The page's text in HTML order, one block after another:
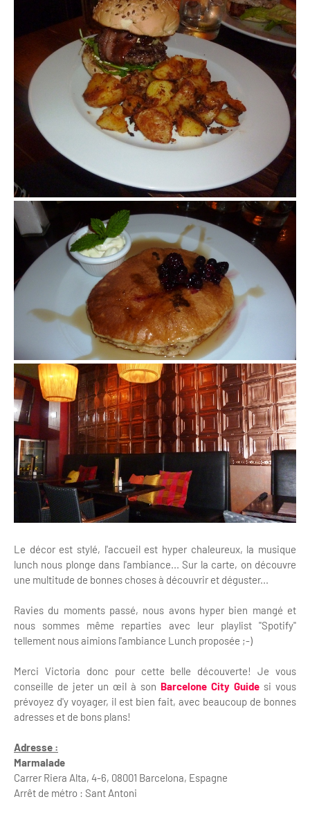
Le décor est stylé, l'accueil est hyper chaleureux, la musique
lunch nous plonge dans l'ambiance... Sur la carte, on découvre
une multitude de bonnes choses à découvrir et déguster...
Ravies du moments passé, nous avons hyper bien mangé et
nous sommes même reparties avec leur playlist "Spotify"
tellement nous aimions l'ambiance Lunch proposée ;-)
Merci Victoria donc pour cette belle découverte! Je vous
conseille de jeter un œil à son Barcelone City Guide si vous
prévoyez d'y voyager, il est bien fait, avec beaucoup de bonnes
adresses et de bons plans!
Adresse :
Marmalade
Carrer Riera Alta, 4-6, 08001 Barcelona, Espagne
Arrêt de métro : Sant Antoni